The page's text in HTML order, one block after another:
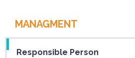
MANAGMENT
Responsible Person